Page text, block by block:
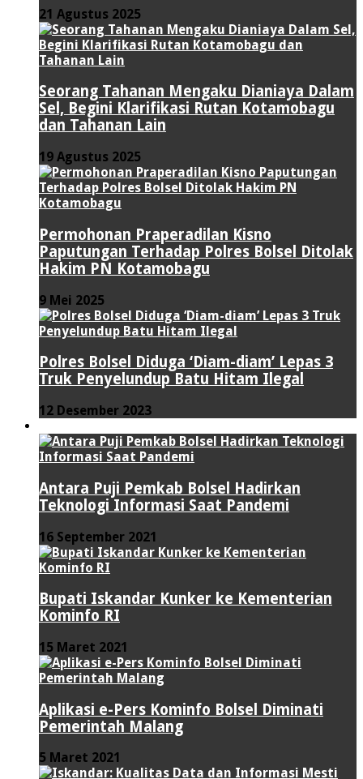
21 Agustus 2025
Seorang Tahanan Mengaku Dianiaya Dalam
Sel, Begini Klarifikasi Rutan Kotamobagu
dan Tahanan Lain
19 Agustus 2025
Permohonan Praperadilan Kisno
Paputungan Terhadap Polres Bolsel Ditolak
Hakim PN Kotamobagu
9 Mei 2025
Polres Bolsel Diduga ‘Diam-diam’ Lepas 3
Truk Penyelundup Batu Hitam Ilegal
12 Desember 2023
Antara Puji Pemkab Bolsel Hadirkan
Teknologi Informasi Saat Pandemi
16 September 2021
Bupati Iskandar Kunker ke Kementerian
Kominfo RI
15 Maret 2021
Aplikasi e-Pers Kominfo Bolsel Diminati
Pemerintah Malang
5 Maret 2021